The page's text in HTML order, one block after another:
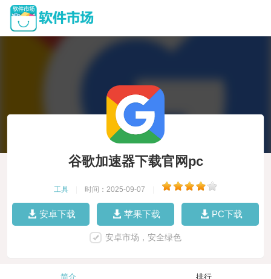
谷歌加速器下载官网pc
工具 时间：2025-09-07
安卓下载 苹果下载 PC下载
安卓市场，安全绿色
简介 排行